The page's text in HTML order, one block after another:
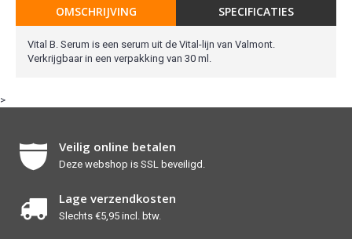
OMSCHRIJVING SPECIFICATIES
Vital B. Serum is een serum uit de Vital-lijn van Valmont.
Verkrijgbaar in een verpakking van 30 ml.
>
Veilig online betalen
Deze webshop is SSL beveiligd.
Lage verzendkosten
Slechts €5,95 incl. btw.